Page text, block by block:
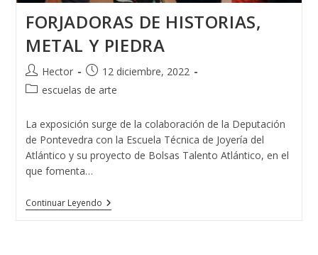
FORJADORAS DE HISTORIAS,
METAL Y PIEDRA
Autor
de
Hector
Publicación
de
12 diciembre, 2022
Categoría
la
entrada:
escuelas de arte
La exposición surge de la colaboración de la Deputación
de Pontevedra con la Escuela Técnica de Joyería del
Atlántico y su proyecto de Bolsas Talento Atlántico, en el
que fomenta…
Continuar LeyendoFORJADORAS
DE